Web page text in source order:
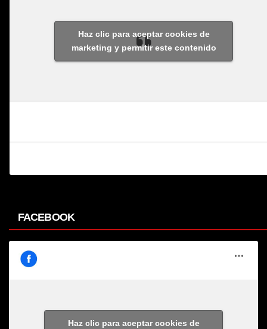
Haz clic para aceptar cookies de
marketing y permitir este contenido
FACEBOOK
Haz clic para aceptar cookies de